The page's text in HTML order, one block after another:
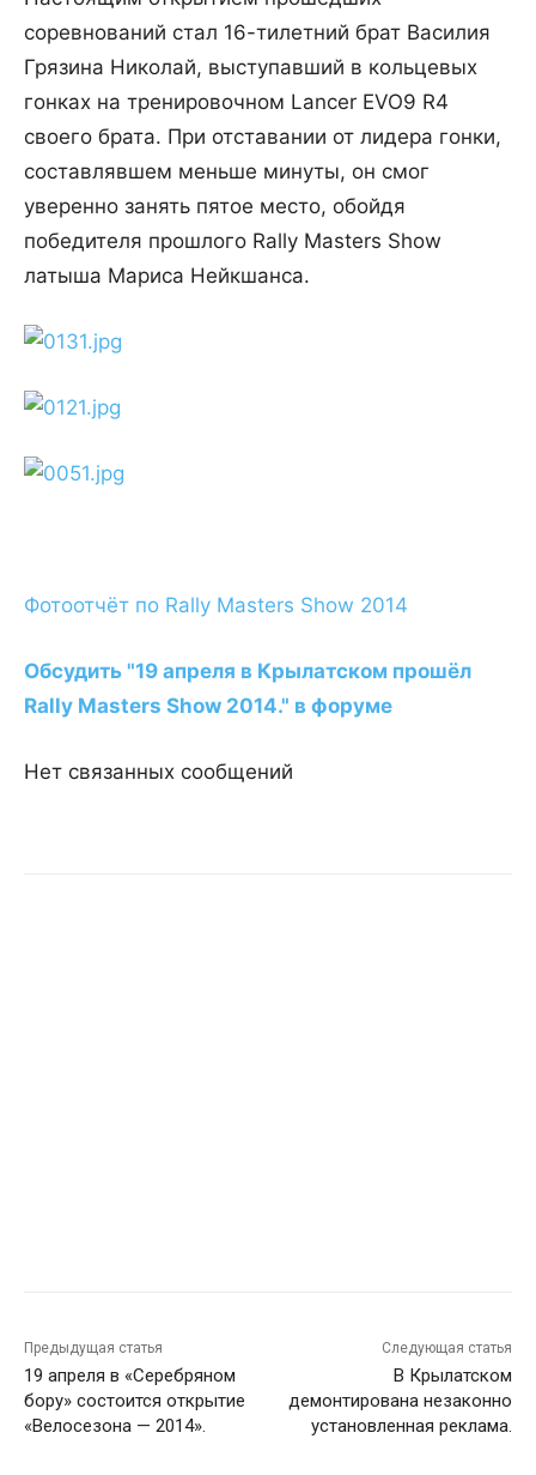
соревнований стал 16-тилетний брат Василия
Грязина Николай, выступавший в кольцевых
гонках на тренировочном Lancer EVO9 R4
своего брата. При отставании от лидера гонки,
составлявшем меньше минуты, он смог
уверенно занять пятое место, обойдя
победителя прошлого Rally Masters Show
латыша Мариса Нейкшанса.
Фотоотчёт по Rally Masters Show 2014
Обсудить "19 апреля в Крылатском прошёл
Rally Masters Show 2014." в форуме
Нет связанных сообщений
Предыдущая статья
19 апреля в «Серебряном
бору» состоится открытие
«Велосезона — 2014».
Следующая статья
В Крылатском
демонтирована незаконно
установленная реклама.